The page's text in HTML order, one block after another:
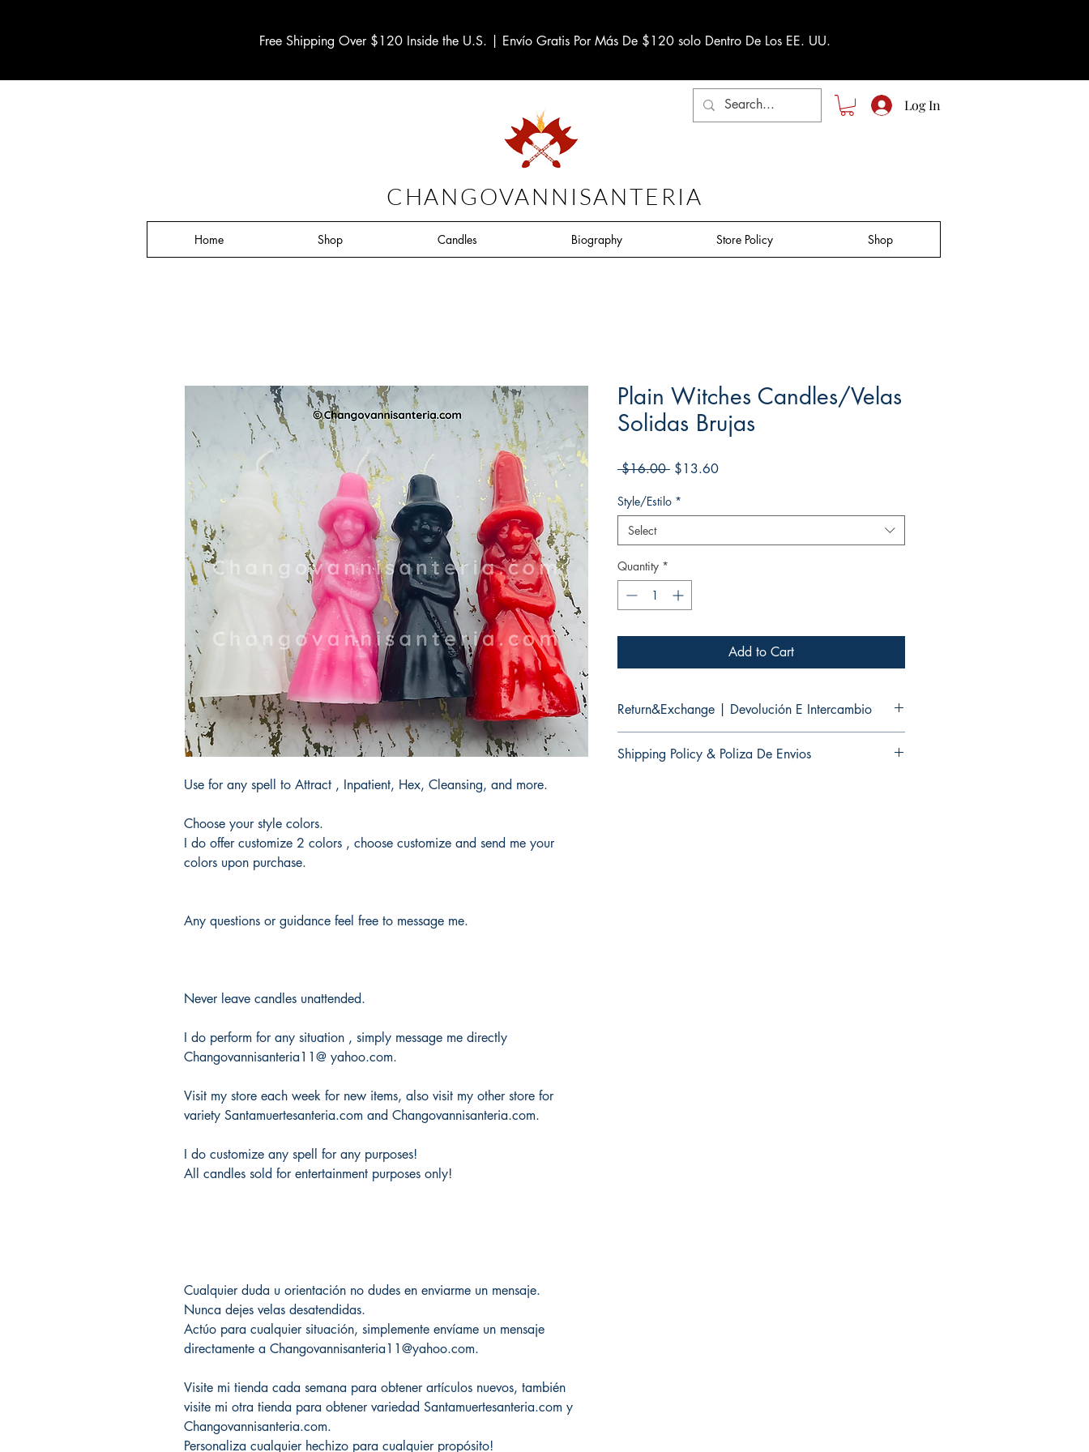
Free Shipping Over $120 Inside the U.S. | Envío Gratis Por Más De $120 solo Dentro De Los EE. UU.
CHANGOVANNISANTERIA
Log In
Home Shop Candles Biography Store Policy Shop
Use for any spell to Attract , Inpatient, Hex, Cleansing, and more.
Choose your style colors.
I do offer customize 2 colors , choose customize and send me your
colors upon purchase.
Any questions or guidance feel free to message me.
Never leave candles unattended.
I do perform for any situation , simply message me directly
Changovannisanteria11@ yahoo.com.
Visit my store each week for new items, also visit my other store for
variety Santamuertesanteria.com and Changovannisanteria.com.
I do customize any spell for any purposes!
All candles sold for entertainment purposes only!
Cualquier duda u orientación no dudes en enviarme un mensaje.
Nunca dejes velas desatendidas.
Actúo para cualquier situación, simplemente envíame un mensaje
directamente a Changovannisanteria11@yahoo.com.
Visite mi tienda cada semana para obtener artículos nuevos, también
visite mi otra tienda para obtener variedad Santamuertesanteria.com y
Changovannisanteria.com.
Personaliza cualquier hechizo para cualquier propósito!
Plain Witches Candles/Velas
Solidas Brujas
$16.00 Regular
$13.60Sale
Style/Estilo *
Select
Quantity *
Add to Cart
Return&Exchange | Devolución E Intercambio
products.
Shipping Policy & Poliza De Envios